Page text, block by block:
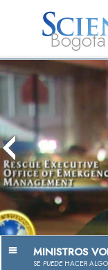
Bogotá
Acerca de
Nosotros
L. Ronald
MINISTROS
SE PUEDEHACER ALGO